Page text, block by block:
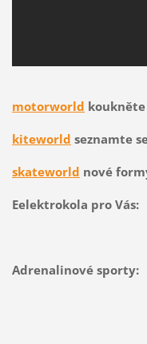
motorworld
kiteworld seznamte
skateworld nové
Eelektrokola pro Vás:
Adrenalinové sporty: